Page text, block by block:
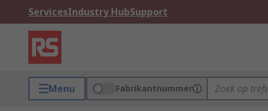
ServicesIndustry HubSupport
Menu Fabrikantnummer